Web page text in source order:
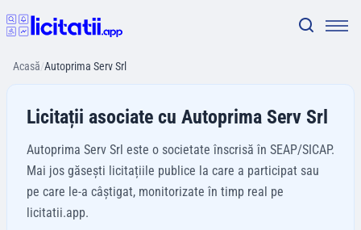
Acasă/Autoprima Serv Srl
Licitații asociate cu Autoprima Serv Srl
Autoprima Serv Srl este o societate înscrisă în SEAP/SICAP.
Mai jos găsești licitațiile publice la care a participat sau
pe care le-a câștigat, monitorizate în timp real pe
licitatii.app.